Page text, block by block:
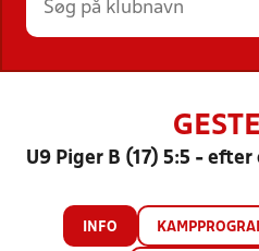
U9 Piger B (17) 5:5 -
INFO